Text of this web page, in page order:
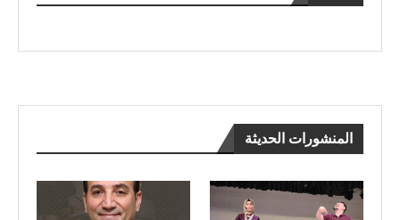
المنشورات الحديثة